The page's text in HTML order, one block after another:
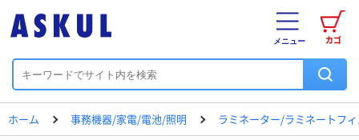
カゴ
メニュー
ホーム 事務機器/家電/電池/照明 ラミネーター/ラミネートフ